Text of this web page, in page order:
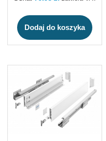
Dodaj do koszyka